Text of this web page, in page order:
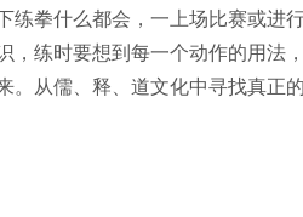
拳什么都会，一上场比赛或进
练时要想到每一个动作的用法
从儒、释、道文化中寻找真正